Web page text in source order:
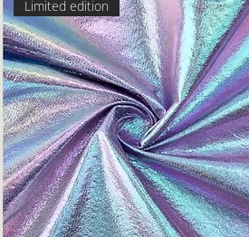
Limited edition